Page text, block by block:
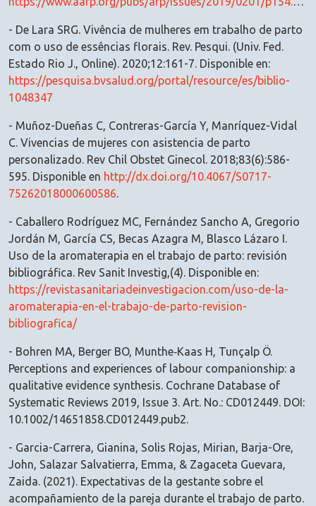
- De Lara SRG. Vivência de mulheres em trabalho de parto
com o uso de essências florais. Rev. Pesqui. (Univ. Fed.
Estado Rio J., Online). 2020;12:161-7. Disponible en:
https://pesquisa.bvsalud.org/portal/resource/es/biblio-
1048347
- Muñoz-Dueñas C, Contreras-García Y, Manríquez-Vidal
C. Vivencias de mujeres con asistencia de parto
personalizado. Rev Chil Obstet Ginecol. 2018;83(6):586-
595. Disponible en http://dx.doi.org/10.4067/S0717-
75262018000600586.
- Caballero Rodríguez MC, Fernández Sancho A, Gregorio
Jordán M, García CS, Becas Azagra M, Blasco Lázaro I.
Uso de la aromaterapia en el trabajo de parto: revisión
bibliográfica. Rev Sanit Investig,(4). Disponible en:
https://revistasanitariadeinvestigacion.com/uso-de-la-
aromaterapia-en-el-trabajo-de-parto-revision-
bibliografica/
- Bohren MA, Berger BO, Munthe‐Kaas H, Tunçalp Ö.
Perceptions and experiences of labour companionship: a
qualitative evidence synthesis. Cochrane Database of
Systematic Reviews 2019, Issue 3. Art. No.: CD012449. DOI:
10.1002/14651858.CD012449.pub2.
- Garcia-Carrera, Gianina, Solis Rojas, Mirian, Barja-Ore,
John, Salazar Salvatierra, Emma, & Zagaceta Guevara,
Zaida. (2021). Expectativas de la gestante sobre el
acompañamiento de la pareja durante el trabajo de parto.